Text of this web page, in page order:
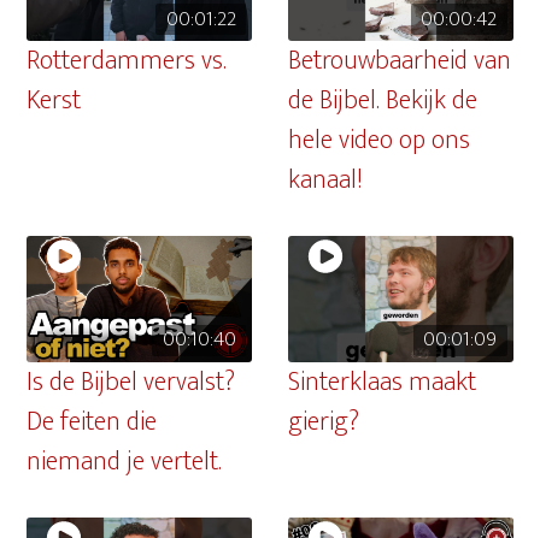
00:01:22
Rotterdammers vs.
Kerst
00:00:42
Betrouwbaarheid van
de Bijbel. Bekijk de
hele video op ons
kanaal!
00:10:40
Is de Bijbel vervalst?
De feiten die
niemand je vertelt.
00:01:09
Sinterklaas maakt
gierig?